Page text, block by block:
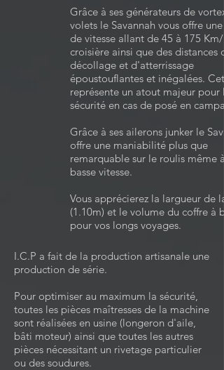
Grâce à ses générateurs de vortex
volets le Savannah vous offre une
de vitesse allant de 45 à 175 Km/
croisière ainsi que des distances
décollage et d'atterrissage
époustouflantes et inégalées. Cet
représente un atout majeur pour la
sécurité en cas de posé en
Grâce à ses ailerons junker le
offre une maniabilité plus que
remarquable sur le roulis même à
basse vitesse.
Vous apprécierez la largueur de
(1.10m) et le volume du coffre à
pour vos longs voyages.
I.C.P a fait de la production artisanale une
production de série.
Pour optimiser au maximum la sécurité,
toutes les pièces maîtresses de la machine
sont réalisées en usine (longeron d'aile,
bâti moteur) ainsi que toutes les autres
pièces nécessitant un rivetage particulier
ou des soudures.